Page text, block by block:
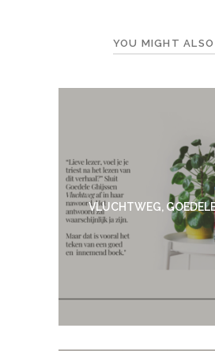
YOU MIGHT ALSO
VLUCHTWEG,